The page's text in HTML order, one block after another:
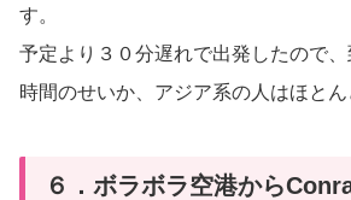
す。
予定より３０分遅れで出発したので
時間のせいか、アジア系の人はほとん
６．ボラボラ空港から